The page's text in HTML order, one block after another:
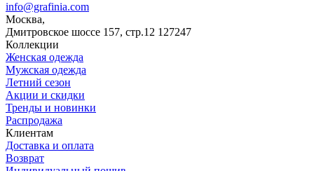
info@grafinia.com
Москва,
Дмитровское шоссе 157, стр.12 127247
Коллекции
Женская одежда
Мужская одежда
Летний сезон
Акции и скидки
Тренды и новинки
Распродажа
Клиентам
Доставка и оплата
Возврат